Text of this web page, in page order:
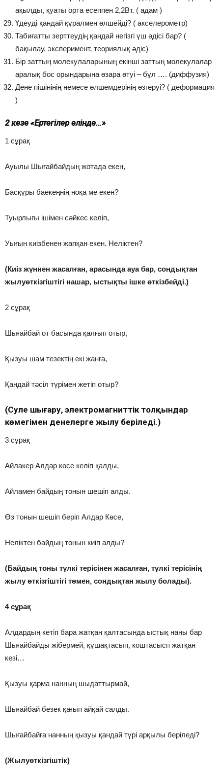
ақылды, қуаты орта есеппен 2,2Вт. ( адам )
Үдеуді қандай құралмен өлшейді? ( акселерометр)
Табиғатты зерттеудің қандай негізгі үш әдісі бар? (
бақылау, эксперимент, теориялық әдіс)
Бір заттың молекулаларының екінші заттың молекулалар
аралық бос орындарына өзара өтуі – бұл …. (диффузия)
Дене пішінінің немесе өлшемдерінің өзгеруі? ( деформация
)
2 кезең «Ертегілер елінде…»
1 сұрақ
Ауылы Шығайбайдың жотада екен,
Басқұры баекеңнің ноқа ме екен?
Туырлығы ішімен сәйкес келіп,
Уығын киізбенен жапқан екен. Неліктен?
(Киіз жүннен жасалған, арасында ауа бар, сондықтан
жылуөткізгіштігі нашар, ыстықты ішке өткізбейді.)
2 сұрақ
Шығайбай от басында қалғып отыр,
Қызуы шам тезектің екі жанға,
Қандай тәсіл түрімен жетіп отыр?
(Сәуле шығару, электромагниттік толқындар
көмегімен денелерге жылу беріледі.)
3 сұрақ
Айлакер Алдар көсе келіп қалды,
Айламен байдың тонын шешіп алды.
Өз тонын шешіп беріп Алдар Көсе,
Неліктен байдың тонын киіп алды?
(Байдың тоны түлкі терісінен жасалған, түлкі терісінің
жылу өткізгіштігі төмен, сондықтан жылу болады).
4 сұрақ
Алдардың кетіп бара жатқан қалтасында ыстық наны бар
Шығайбайды жібермей, құшақтасып, коштасысп жатқан
кезі…
Қызуы қарма нанның шыдаттырмай,
Шығайбай безек қағып айқай салды.
Шығайбайға нанның қызуы қандай түрі арқылы беріледі?
(Жылуөткізгіштік)